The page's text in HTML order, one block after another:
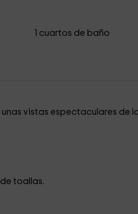
1 cuartos de baño
vistas espectaculares de
toallas.